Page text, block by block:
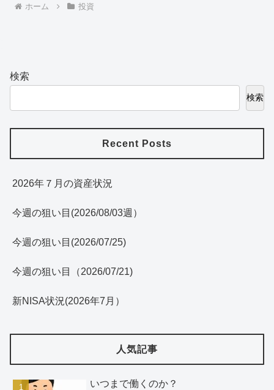
ホーム 投資
検索
検索
Recent Posts
2026年７月の資産状況
今週の狙い目(2026/08/03週）
今週の狙い目(2026/07/25)
今週の狙い目（2026/07/21)
新NISA状況(2026年7月）
人気記事
いつまで働くのか？